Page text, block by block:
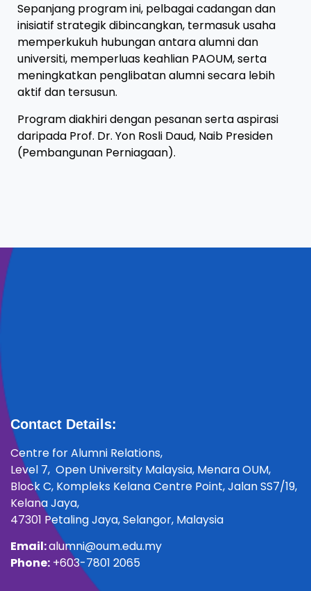
Sepanjang program ini, pelbagai cadangan dan
inisiatif strategik dibincangkan, termasuk usaha
memperkukuh hubungan antara alumni dan
universiti, memperluas keahlian PAOUM, serta
meningkatkan penglibatan alumni secara lebih
aktif dan tersusun.
Program diakhiri dengan pesanan serta aspirasi
daripada Prof. Dr. Yon Rosli Daud, Naib Presiden
(Pembangunan Perniagaan).
Contact Details:
Centre for Alumni Relations,
Level 7, Open University Malaysia, Menara OUM,
Block C, Kompleks Kelana Centre Point, Jalan SS7/19,
Kelana Jaya,
47301 Petaling Jaya, Selangor, Malaysia
Email:alumni@oum.edu.my
Phone: +603-7801 2065